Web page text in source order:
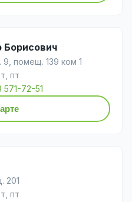
9, помещ. 139 ком 1
пт
571-72-51
201
пт